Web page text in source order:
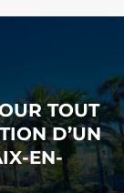
TOUT
D’UN
EN-